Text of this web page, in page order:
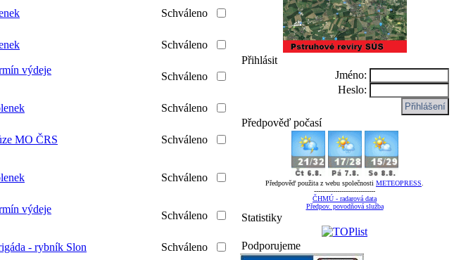
Schváleno
Schváleno
výdeje
Schváleno
Schváleno
MO ČRS Schváleno
Schváleno
výdeje
Schváleno
- rybník Slon Schváleno
Přihlásit
Jméno:
Heslo:
Předpověď počasí
Předpověď použita z webu společnosti METEOPRESS
-----------------------------
ČHMÚ - radarová data
Předpov. povodňová služba
Statistiky
Podporujeme